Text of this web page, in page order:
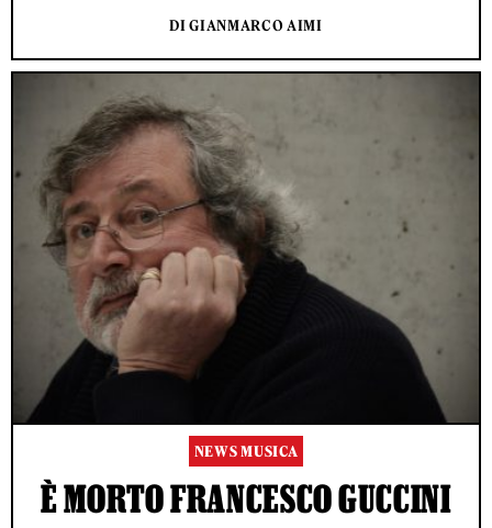
DI GIANMARCO AIMI
NEWS MUSICA
È MORTO FRANCESCO GUCCINI